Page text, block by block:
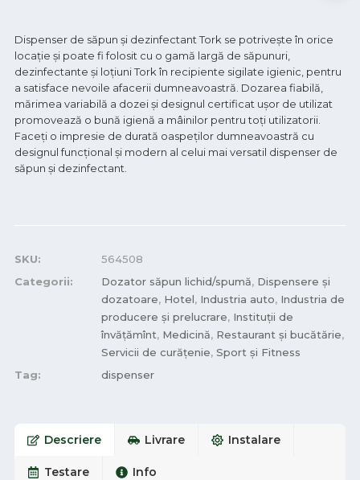
Dispenser de săpun și dezinfectant Tork se potrivește în orice
locație și poate fi folosit cu o gamă largă de săpunuri,
dezinfectante și loțiuni Tork în recipiente sigilate igienic, pentru
a satisface nevoile afacerii dumneavoastră. Dozarea fiabilă,
mărimea variabilă a dozei și designul certificat ușor de utilizat
promovează o bună igienă a mâinilor pentru toți utilizatorii.
Faceți o impresie de durată oaspeților dumneavoastră cu
designul funcțional și modern al celui mai versatil dispenser de
săpun și dezinfectant.
SKU:
564508
Categorii:
Dozator săpun lichid/spumă, Dispensere și
dozatoare, Hotel, Industria auto, Industria de
producere și prelucrare, Instituții de
învățămînt, Medicină, Restaurant și bucătărie,
Servicii de curățenie, Sport și Fitness
Tag:
dispenser
Descriere Livrare Instalare
Testare Info